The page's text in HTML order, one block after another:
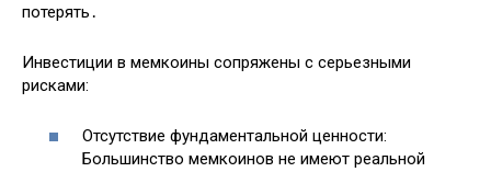
потерять․
Инвестиции в мемкоины сопряжены с серьезными
рисками:
Отсутствие фундаментальной ценности:
Большинство мемкоинов не имеют реальной